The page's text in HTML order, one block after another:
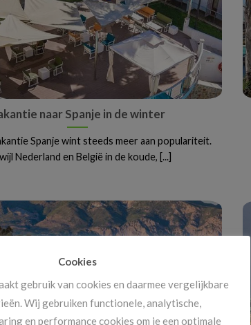
naar Spanje in de winter
Spanje wint steeds meer aan populariteit.
Nederland en België in de koude, [...]
Cookies
gebruik van cookies en daarmee vergelijkbare
Wij gebruiken functionele, analytische,
en performance cookies om je een optimale